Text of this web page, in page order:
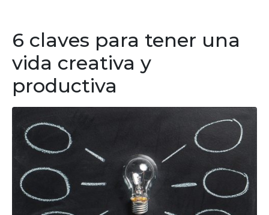
6 claves para tener una
vida creativa y
productiva